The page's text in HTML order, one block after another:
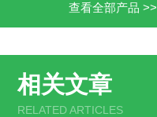
查看全部产品 >>
相关文章
RELATED ARTICLES